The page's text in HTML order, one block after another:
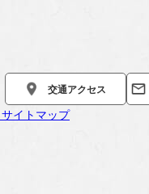
交通アクセス
サイトマップ